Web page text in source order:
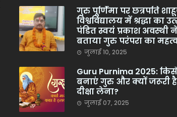
गुरु पूर्णिमा पर छत्रपति
विश्वविद्यालय में श्रद्धा का
पंडित स्वयं प्रकाश अवस्थी ने
बताया गुरु परंपरा का
जुलाई 10, 2025
Guru Purnima 2025: किसे
बनाएं गुरु और क्यों जरूरी
दीक्षा लेना?
जुलाई 07, 2025